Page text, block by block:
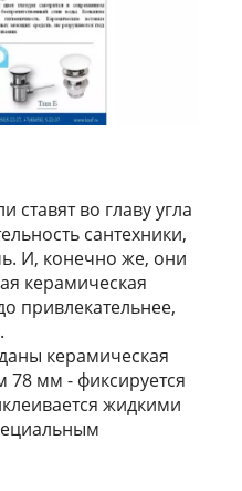
ставят во главу угла
сантехники,
И, конечно же, они
керамическая
привлекательнее,
керамическая
78 мм - фиксируется
жидкими